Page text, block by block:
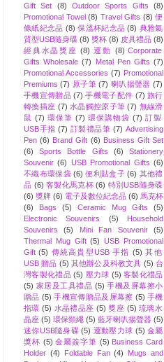
Gift Set
(8) Outdoor Sports Gifts
(8)
Promotional Towel (8) Travel Gifts (8) 便
條紙紀念品 (8) 保溫杯紀念品 (8) 典雅氣
質型USB隨身碟 (8) 獎杯 (8) 皮具禮品 (8)
經典水晶獎座 (8) 運動 (8) Corporate
Gifts Wholesale (7) Metal Pen Gifts (7)
Promotional Accessories (7) Promotional
Premiums (7) 原子筆 (7) 喇叭揚聲器 (7)
手機宣傳贈品 (7) 手機電子配件 (7) 旅行
轉換插座 (7) 水晶觸控原子筆 (7) 無線滑
鼠 (7) 環保筆 (7) 環保購物袋 (7) 訂製
USB手指 (7) 訂製禮品筆 (7) Advertising
Pen (6) Brand Gift (6) Business Gift Set
(6)
Sports Bottle Gifts (6)
Stationery
Souvenir (6) USB Promotional Gifts (6)
不織布環保袋 (6) 便利貼盒子 (6) 其他禮
品 (6) 客製化馬克杯 (6) 特別USB隨身碟
(6) 獎牌 (6) 電子及數位紀念品 (6) 馬克杯
(6)
Bags (5) Ceramic Mug Gifts
(5)
Electronic Souvenirs
(5)
Household
Souvenirs
(5) Mini Fan Souvenir
(5)
Thermal Mug Gift (5)
USB Promotional
Gift (5) 傳統高貴型USB 手指 (5) 其他
USB 贈品 (5) 其他辦公及科教文具 (5) 台
灣客製化禮品 (5) 壓力球 (5) 客製化禮品
(5) 家居及工具禮品 (5) 手機及屏幕擦小
贈品 (5) 手機宣傳贈品及屏幕擦 (5) 手機
指環 (5) 水晶禮品座 (5) 獎座 (5) 琉璃水
晶座 (5) 環保頸繩 (5) 藍牙喇叭揚聲器 (5)
迷你USB隨身碟 (5) 運動壓力球 (5) 金屬
獎杯 (5) 金屬簽字筆 (5) Business Card
Holder (4) Foldable Fan (4)
Mugs and